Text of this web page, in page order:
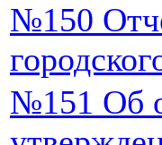
№150
№151 Об